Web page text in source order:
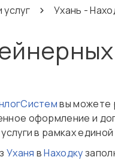
Ухань -
вы можете
оформление и
в рамках
Уханя вНаходку